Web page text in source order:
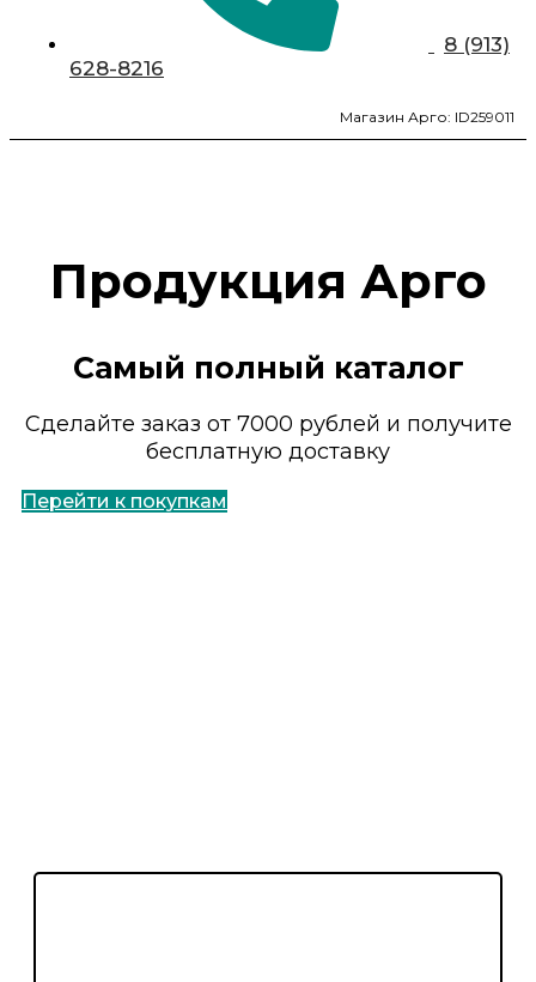
8 (913)
628-8216
Магазин Арго: ID259011
Продукция Арго
Самый полный каталог
Сделайте заказ от 7000 рублей и получите
бесплатную доставку
Перейти к покупкам